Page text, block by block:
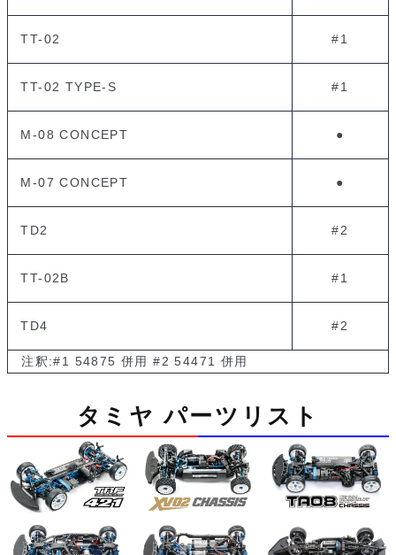
TT-02 #1
TT-02 TYPE-S #1
M-08 CONCEPT ●
M-07 CONCEPT ●
TD2 #2
TT-02B #1
TD4 #2
注釈:#1 54875 併用 #2 54471 併用
タミヤ パーツリスト